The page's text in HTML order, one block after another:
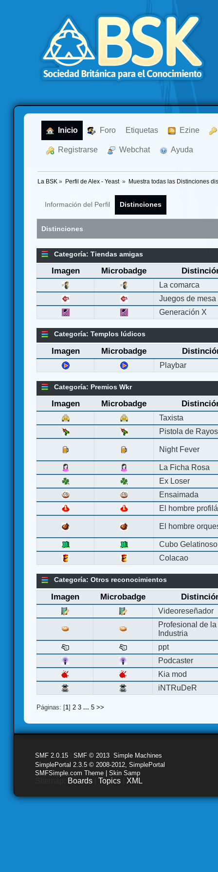
Inicio Foro Etiquetas Ezine
Registrarse Webchat Ayuda
La BSK » Perfil de Alex - Yeast » Muestra todas las Distinciones
Información del Perfil Distinciones
Distinciones
Categoría: Tiendas amigas
Imagen Microbadge
La comarca
Juegos de mesa
Generación X
Categoría: Templos lúdicos
Imagen Microbadge
Playbar
Categoría: Premios Wkr
Imagen Microbadge
Taxista
Pistola de Rayos
Night Fever
La Ficha Rosa
Ex Loser
Ensaimada
El hombre
El hombre
Cubo Gelatinoso
Colacao
Categoría: Otros reconocimientos
Imagen Microbadge
Videoreseñador
Profesional de la
Industria
ppt
Podcaster
Kia mod
iNTRuDeR
Páginas: [1] 2 3 ... 5 >>
SMF 2.0.15 SMF © 2013 Simple Machines
SimplePortal 2.3.5 © 2008-2012, SimplePortal
SMFSimple.com Theme | Skin Samp
Boards Topics XML